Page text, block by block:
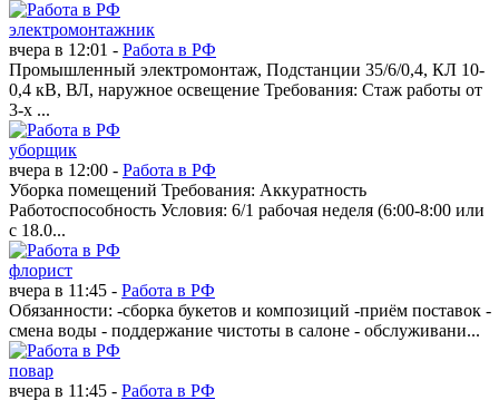
электромонтажник
вчера в 12:01 - Работа в РФ
Промышленный электромонтаж, Подстанции 35/6/0,4, КЛ 10-
0,4 кВ, ВЛ, наружное освещение Требования: Стаж работы от
3-х ...
уборщик
вчера в 12:00 - Работа в РФ
Уборка помещений Требования: Аккуратность
Работоспособность Условия: 6/1 рабочая неделя (6:00-8:00 или
с 18.0...
флорист
вчера в 11:45 - Работа в РФ
Обязанности: -сборка букетов и композиций -приём поставок -
смена воды - поддержание чистоты в салоне - обслуживани...
повар
вчера в 11:45 - Работа в РФ